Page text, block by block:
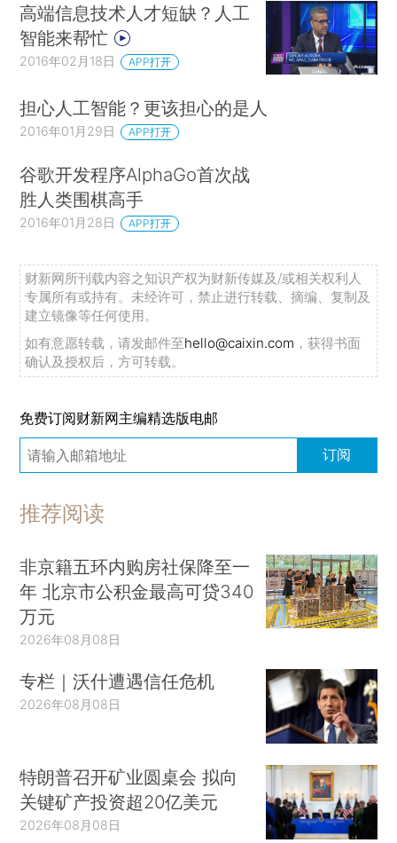
高端信息技术人才短缺？人工
智能来帮忙
2016年02月18日 APP打开
担心人工智能？更该担心的是人
2016年01月29日 APP打开
谷歌开发程序AlphaGo首次战
胜人类围棋高手
2016年01月28日 APP打开
财新网所刊载内容之知识产权为财新传媒及/或相关权利人
专属所有或持有。未经许可，禁止进行转载、摘编、复制及
建立镜像等任何使用。
如有意愿转载，请发邮件至hello@caixin.com ，获得书面
确认及授权后，方可转载。
免费订阅财新网主编精选版电邮
订阅
推荐阅读
非京籍五环内购房社保降至一
年 北京市公积金最高可贷340
万元
2026年08月08日
专栏｜沃什遭遇信任危机
2026年08月08日
特朗普召开矿业圆桌会 拟向
关键矿产投资超20亿美元
2026年08月08日